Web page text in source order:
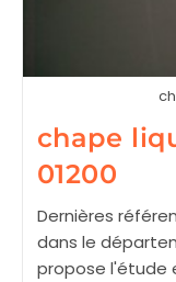
chape
01200
Dernières
dans le
propose l'étude